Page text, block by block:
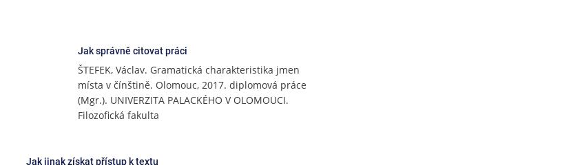
Jak správně citovat práci
ŠTEFEK, Václav. Gramatická charakteristika jmen
místa v čínštině. Olomouc, 2017. diplomová práce
(Mgr.). UNIVERZITA PALACKÉHO V OLOMOUCI.
Filozofická fakulta
Jak jinak získat přístup k textu